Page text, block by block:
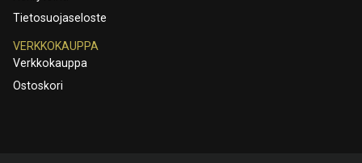
Tietosuojaseloste
VERKKOKAUPPA
Verkkokauppa
Ostoskori